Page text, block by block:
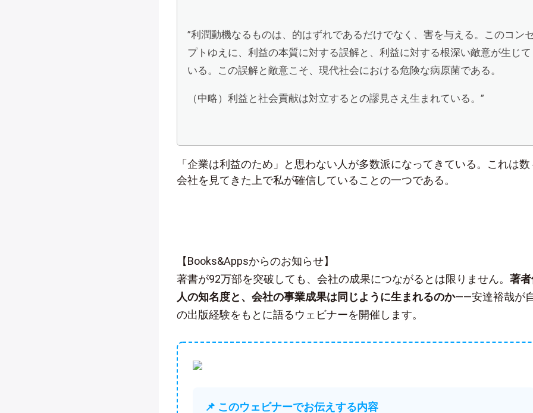
”利潤動機なるものは、的はずれであるだけでなく、害を与える。このコン
プトゆえに、利益の本質に対する誤解と、利益に対する根深い敵意が生じて
いる。この誤解と敵意こそ、現代社会における危険な病原菌である。
（中略）利益と社会貢献は対立するとの謬見さえ生まれている。”
「企業は利益のため」と思わない人が多数派になってきている。これは数
会社を見てきた上で私が確信していることの一つである。
【Books&Appsからのお知らせ】
著書が92万部を突破しても、会社の成果につながるとは限りません。 著
人の知名度と、会社の事業成果は同じように生まれるのか——安達裕哉が
の出版経験をもとに語るウェビナーを開催します。
📌 このウェビナーでお伝えする内容